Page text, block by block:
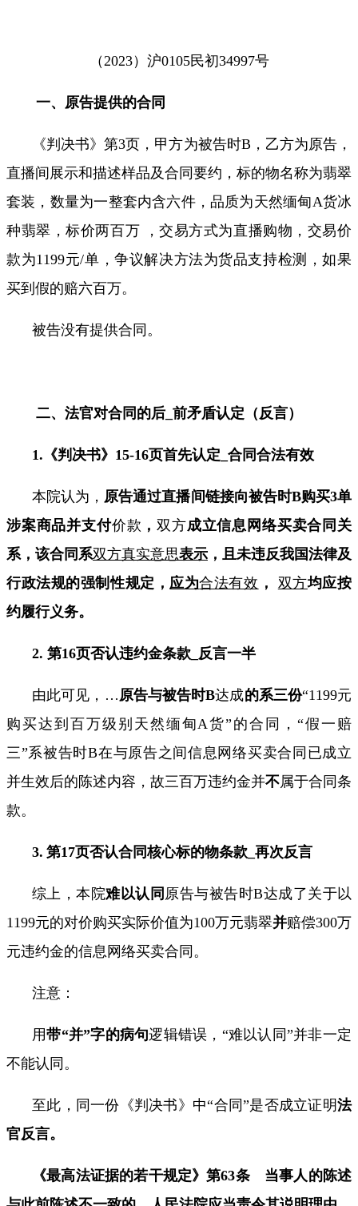
（ 2023）沪0105民初34997号
一、原告提供的合同
《判决书》第3页，甲方为被告时B，乙方为原告，
直播间展示和描述样品及合同要约，标的物名称为翡翠
套装，数量为一整套内含六件，品质为天然缅甸A货冰
种翡翠，标价两百万 ，交易方式为直播购物，交易价
款为1199元/单，争议解决方法为货品支持检测，如果
买到假的赔六百万。
被告没有提供合同。
二、法官对合同的后 _前矛盾认定（反言）
1. 《判决书》 15-16页首先认定 合同合法有效
本院认为， 原告通过直播间链接向被告时B购买3单
涉案商品并支付价款 ，双方成立信息网络买卖合同关
系，该合同系双方真实意思表示 ，且未违反我国法律及
行政法规的强制性规定， 应为合法有效 ， 双方均应按
约履行义务。
2. 第16页否认违约金条款 反言一半
由此可见， … 原告与被告时B达成的系三份“1199元
购买达到百万级别天然缅甸A 货”的合同，“假一赔
三”系被告时B在与原告之间信息网络买卖合同已成立
并生效后的陈述内容，故三百万违约金并不属于合同条
款。
3. 第17页否认合同核心标的物条款 再次反言
综上，本院难以认同 原告与被告时B达成了关于以
1199元的对价购买实际价值为100万元翡翠并赔偿300万
元违约金的信息网络买卖合同。
注意：
用带“并”字的病句逻辑错误，“难以认同”并非一定
不能认同。
至此，同一份《判决书》中“合同”是否成立证明法
官反言。
《最高法证据的若干规定》第63条 当事人的陈述